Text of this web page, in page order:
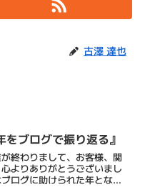
古澤 達也
をブログで振り返る』
終わりまして、お客様、関
よりありがとうございまし
ログに助けられた年となり